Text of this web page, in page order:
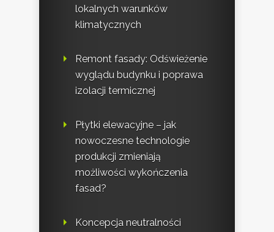
lokalnych warunków
klimatycznych
Remont fasady: Odświeżenie
wyglądu budynku i poprawa
izolacji termicznej
Płytki elewacyjne – jak
nowoczesne technologie
produkcji zmieniają
możliwości wykończenia
fasad?
Koncepcja neutralności